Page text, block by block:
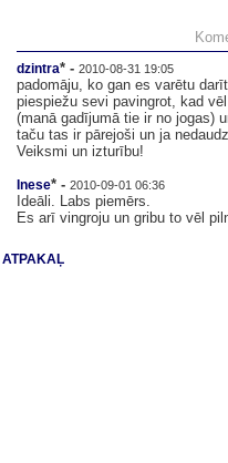
dzintra* - 2010-08-31 19:05
padomāju, ko gan es varētu
piespiežu sevi pavingrot, kad
(manā gadījumā tie ir no jogas)
taču tas ir pārejoši un ja
Veiksmi un izturību!
Inese* - 2010-09-01 06:36
Ideāli. Labs piemērs.
Es arī vingroju un gribu to vēl
ATPAKAĻ